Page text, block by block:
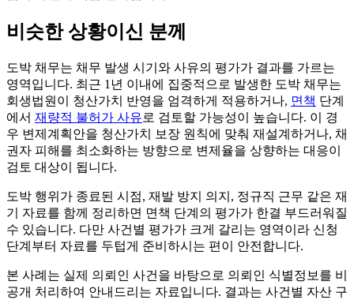
비슷한 상황이신 분께
도박 채무는 채무 발생 시기와 사유의 평가가 결과를 가르는
영역입니다. 최근 1년 이내에 집중적으로 발생한 도박 채무는
회생법원이 청산가치 반영을 엄격하게 적용하거나, 면책 단계
에서 재량적 불허가 사유로 검토할 가능성이 높습니다. 이 경
우 변제계획안을 청산가치 보장 원칙에 맞춰 재설계하거나, 채
권자 피해를 최소화하는 방향으로 변제율을 상향하는 대응이
검토 대상이 됩니다.
도박 행위가 종료된 시점, 재발 방지 의지, 정규직 근무 같은 재
기 자료를 함께 정리하면 면책 단계의 평가가 한결 부드러워질
수 있습니다. 다만 사건별 평가가 크게 갈리는 영역이라 신청
단계부터 자료를 두텁게 준비하시는 편이 안전합니다.
본 사례는 실제 의뢰인 사건을 바탕으로 의뢰인 식별정보를 비
공개 처리하여 안내드리는 자료입니다. 결과는 사건별 자산 구